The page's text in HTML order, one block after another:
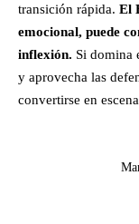
transición rápida. El
emocional, puede
inflexión. Si domina
y aprovecha las
convertirse en